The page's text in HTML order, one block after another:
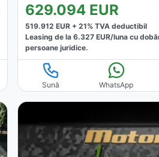
629.094 EUR
519.912 EUR +21% TVA deductibil
Leasing de la6.327 EUR/luna cu
persoane juridice.
Sună WhatsApp